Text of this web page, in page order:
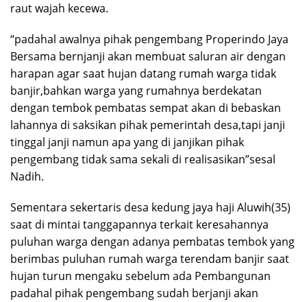
raut wajah kecewa.
“padahal awalnya pihak pengembang Properindo Jaya
Bersama bernjanji akan membuat saluran air dengan
harapan agar saat hujan datang rumah warga tidak
banjir,bahkan warga yang rumahnya berdekatan
dengan tembok pembatas sempat akan di bebaskan
lahannya di saksikan pihak pemerintah desa,tapi janji
tinggal janji namun apa yang di janjikan pihak
pengembang tidak sama sekali di realisasikan”sesal
Nadih.
Sementara sekertaris desa kedung jaya haji Aluwih(35)
saat di mintai tanggapannya terkait keresahannya
puluhan warga dengan adanya pembatas tembok yang
berimbas puluhan rumah warga terendam banjir saat
hujan turun mengaku sebelum ada Pembangunan
padahal pihak pengembang sudah berjanji akan